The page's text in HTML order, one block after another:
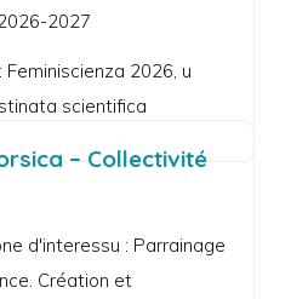
2027
2026, u
scientifica
– Collectivité
d'interessu : Parrainage
Création et